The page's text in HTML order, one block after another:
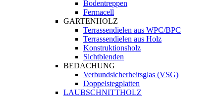
Bodentreppen
Fermacell
GARTENHOLZ
Terrassendielen aus WPC/BPC
Terrassendielen aus Holz
Konstruktionsholz
Sichtblenden
BEDACHUNG
Verbundsicherheitsglas (VSG)
Doppelstegplatten
LAUBSCHNITTHOLZ